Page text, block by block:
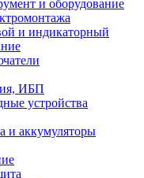
и оборудование
и индикаторный
ИБП
устройства
и аккумуляторы